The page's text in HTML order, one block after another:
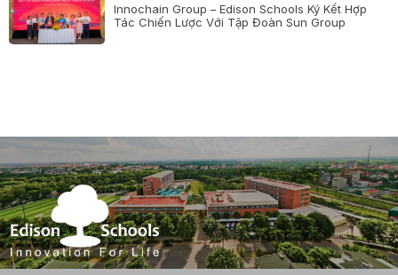
Innochain Group – Edison Schools Ký Kết Hợp
Tác Chiến Lược Với Tập Đoàn Sun Group